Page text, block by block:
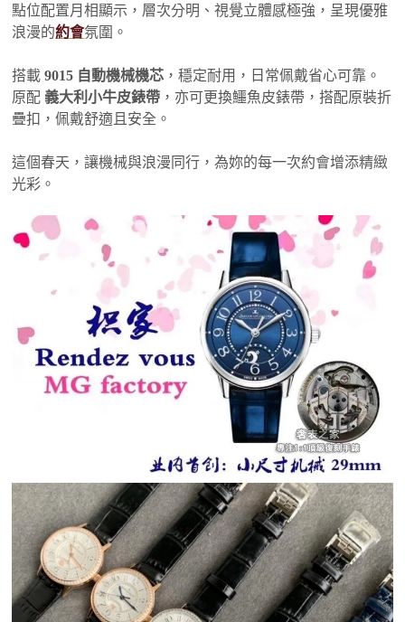
點位配置月相顯示，層次分明、視覺立體感極強，呈現優雅
浪漫的約會氛圍。
搭載9015 自動機械機芯 ，穩定耐用，日常佩戴省心可靠。
原配義大利小牛皮錶帶 ，亦可更換鱷魚皮錶帶，搭配原裝折
疊扣，佩戴舒適且安全。
這個春天，讓機械與浪漫同行，為妳的每一次約會增添精緻
光彩。